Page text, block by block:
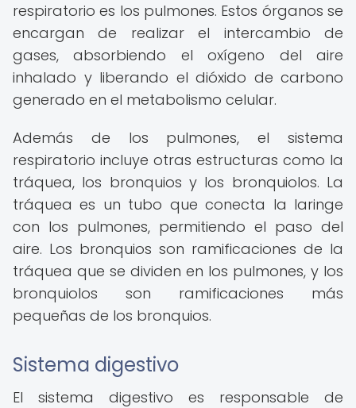
respiratorio es los pulmones. Estos órganos se
encargan de realizar el intercambio de
gases, absorbiendo el oxígeno del aire
inhalado y liberando el dióxido de carbono
generado en el metabolismo celular.
Además de los pulmones, el sistema
respiratorio incluye otras estructuras como la
tráquea, los bronquios y los bronquiolos. La
tráquea es un tubo que conecta la laringe
con los pulmones, permitiendo el paso del
aire. Los bronquios son ramificaciones de la
tráquea que se dividen en los pulmones, y los
bronquiolos son ramificaciones más
pequeñas de los bronquios.
Sistema digestivo
El sistema digestivo es responsable de